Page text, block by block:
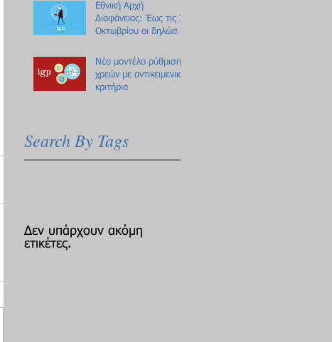
Εθνική Αρχή
Διαφάνειας: Έως τις 31
Οκτωβρίου οι δηλώσεις
Νέο μοντέλο ρύθμισης
χρεών με αντικειμενικά
κριτήρια
Search By Tags
Δεν υπάρχουν ακόμη
ετικέτες.